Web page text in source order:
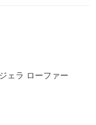
ェラ ローファー